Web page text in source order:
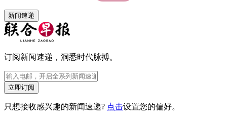
新闻速递
订阅新闻速递，洞悉时代脉搏。
立即订阅
只想接收感兴趣的新闻速递? 点击设置您的偏好。